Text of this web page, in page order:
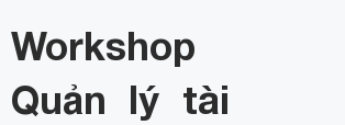
Workshop
Quản lý tài